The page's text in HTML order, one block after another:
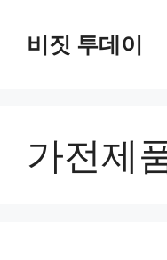
비짓 투데이
가전제